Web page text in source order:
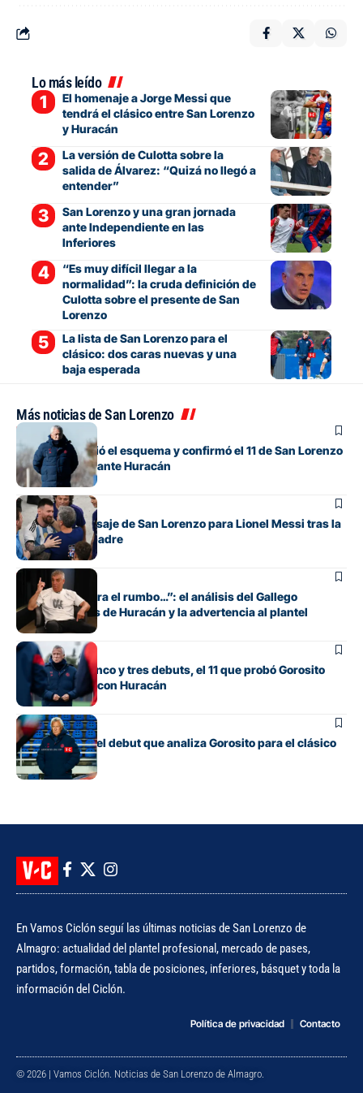
Lo más leído
El homenaje a Jorge Messi que
tendrá el clásico entre San Lorenzo
y Huracán
La versión de Culotta sobre la
salida de Álvarez: “Quizá no llegó a
entender”
San Lorenzo y una gran jornada
ante Independiente en las
Inferiores
“Es muy difícil llegar a la
normalidad”: la cruda definición de
Culotta sobre el presente de San
Lorenzo
La lista de San Lorenzo para el
clásico: dos caras nuevas y una
baja esperada
Más noticias de San Lorenzo
Fútbol
Gorosito cambió el esquema y confirmó el 11 de San Lorenzo
para el clásico ante Huracán
Fútbol
El sentido mensaje de San Lorenzo para Lionel Messi tras la
muerte de su padre
Fútbol
“Si no encuentra el rumbo…”: el análisis del Gallego
González antes de Huracán y la advertencia al plantel
Fútbol
Con línea de cinco y tres debuts, el 11 que probó Gorosito
para el clásico con Huracán
Fútbol
Los cambios y el debut que analiza Gorosito para el clásico
con Huracán
En Vamos Ciclón seguí las últimas noticias de San Lorenzo de
Almagro: actualidad del plantel profesional, mercado de pases,
partidos, formación, tabla de posiciones, inferiores, básquet y toda la
información del Ciclón.
Política de privacidad Contacto
© 2026 | Vamos Ciclón. Noticias de San Lorenzo de Almagro.